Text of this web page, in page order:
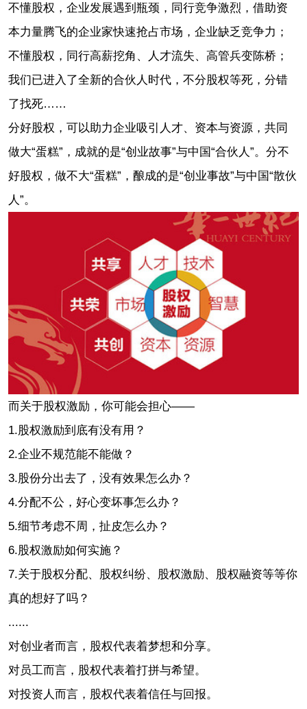
不懂股权，企业发展遇到瓶颈，同行竞争激烈，借助资
本力量腾飞的企业家快速抢占市场，企业缺乏竞争力；
不懂股权，同行高薪挖角、人才流失、高管兵变陈桥；
我们已进入了全新的合伙人时代，不分股权等死，分错
了找死……
分好股权，可以助力企业吸引人才、资本与资源，共同
做大“蛋糕”，成就的是“创业故事”与中国“合伙人”。分不
好股权，做不大“蛋糕”，酿成的是“创业事故”与中国“散伙
人”。
而关于股权激励，你可能会担心——
1.股权激励到底有没有用？
2.企业不规范能不能做？
3.股份分出去了，没有效果怎么办？
4.分配不公，好心变坏事怎么办？
5.细节考虑不周，扯皮怎么办？
6.股权激励如何实施？
7.关于股权分配、股权纠纷、股权激励、股权融资等等你
真的想好了吗？
......
对创业者而言，股权代表着梦想和分享。
对员工而言，股权代表着打拼与希望。
对投资人而言，股权代表着信任与回报。